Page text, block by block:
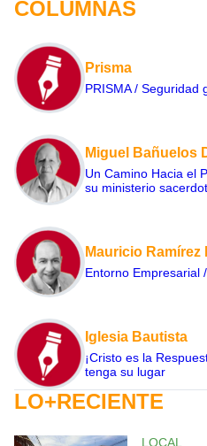
COLUMNAS
Prisma
PRISMA / Seguridad
Miguel Bañuelos
Un Camino Hacia el
su ministerio
Mauricio Ramírez
Entorno Empresarial
Iglesia Bautista
¡Cristo es la
tenga su lugar
LO+RECIENTE
LOCAL